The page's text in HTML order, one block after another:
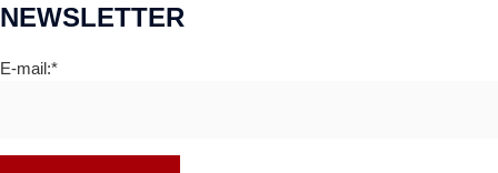
NEWSLETTER
E-mail:*